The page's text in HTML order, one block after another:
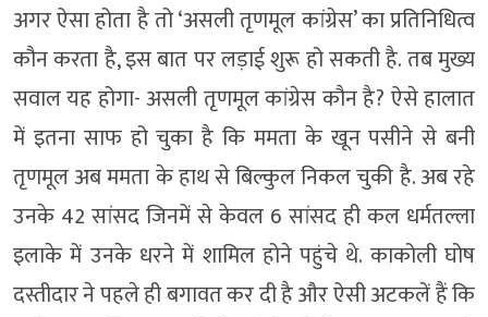
अगर ऐसा होता है तो ‘असली तृणमूल कांग्रेस’ का प्रतिनिधित्व
कौन करता है, इस बात पर लड़ाई शुरू हो सकती है. तब मुख्य
सवाल यह होगा- असली तृणमूल कांग्रेस कौन है? ऐसे हालात
में इतना साफ हो चुका है कि ममता के खून पसीने से बनी
तृणमूल अब ममता के हाथ से बिल्कुल निकल चुकी है. अब रहे
उनके 42 सांसद जिनमें से केवल 6 सांसद ही कल धर्मतल्ला
इलाके में उनके धरने में शामिल होने पहुंचे थे. काकोली घोष
दस्तीदार ने पहले ही बगावत कर दी है और ऐसी अटकलें हैं कि